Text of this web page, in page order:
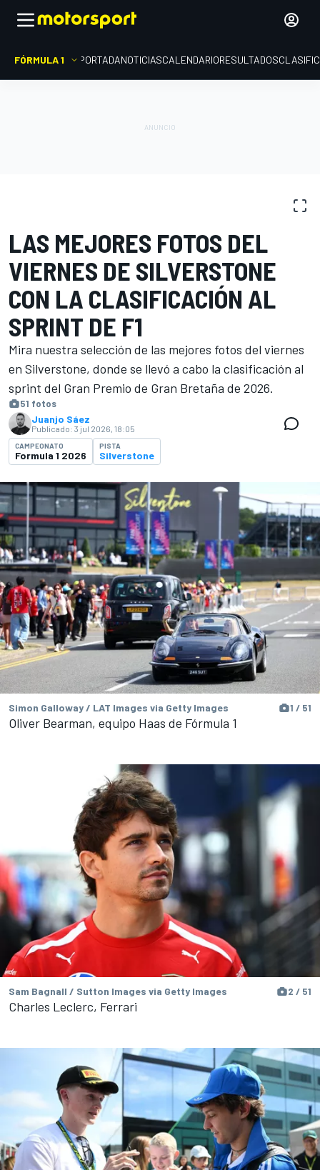
FÓRMULA 1 PORTADANOTICIASCALENDARIORESULTADOS
LAS MEJORES FOTOS DEL
VIERNES DE SILVERSTONE
CON LA CLASIFICACIÓN AL
SPRINT DE F1
Mira nuestra selección de las mejores fotos del viernes
en Silverstone, donde se llevó a cabo la clasificación al
sprint del Gran Premio de Gran Bretaña de 2026.
51 fotos
Juanjo Sáez
Publicado: 3 jul 2026, 18:05
CAMPEONATO
Formula 1 2026
PISTA
Silverstone
Simon Galloway / LAT Images via Getty Images 1 / 51
Oliver Bearman, equipo Haas de Fórmula 1
Sam Bagnall / Sutton Images via Getty Images 2 / 51
Charles Leclerc, Ferrari